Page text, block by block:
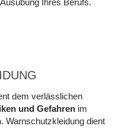
dem verlässlichen
und Ge­fahrenim
. Warn­schutz­kleidung dient